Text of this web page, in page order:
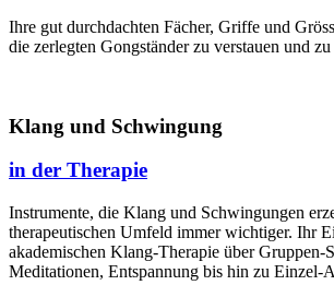
Ihre gut durchdachten Fächer, Griffe und
die zerlegten Gongständer zu verstauen und zu
Klang und Schwingung
in der Therapie
Instrumente, die Klang und Schwingungen
therapeutischen Umfeld immer wichtiger. Ihr
akademischen Klang-Therapie über Gruppen-
Meditationen, Entspannung bis hin zu Einzel-